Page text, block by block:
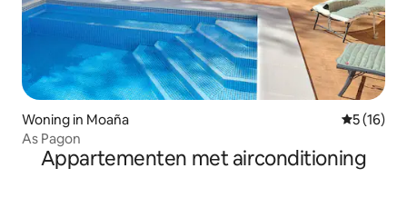
Woning in Moaña
5 (16)
As Pagon
Appartementen met airconditioning